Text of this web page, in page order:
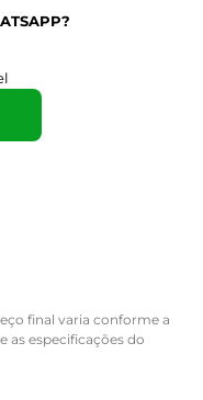
final varia conforme a
as especificações do